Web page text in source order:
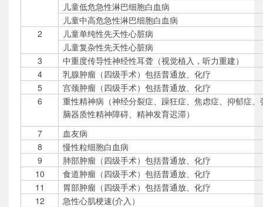
儿童低危急性淋巴细胞白血病
儿童中高危急性淋巴细胞白血病
2
儿童单纯性先天性心脏病
儿童复杂性先天性心脏病
3
中重度传导性神经性耳聋（视觉植入，听力重建）
4
乳腺肿瘤（四级手术）包括普通放、化疗
5
宫颈肿瘤（四级手术）包括普通放、化疗
6
重性精神病（神经分裂症、躁狂症、焦虑症、抑郁症
脑器质性精神障碍、精神发育迟滞）
7
血友病
8
慢性粒细胞白血病
9
肺部肿瘤（四级手术）包括普通放、化疗
10
食道肿瘤（四级手术）包括普通放、化疗
11
胃部肿瘤（四级手术）包括普通放、化疗
12
急性心肌梗速(介入）